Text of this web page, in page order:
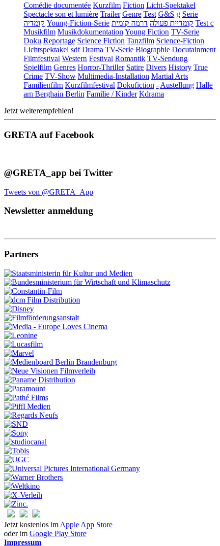
Comédie documentée Kurzfilm Fiction Licht-Spektakel
Spectacle son et lumière Trailer Genre Test G&S g Serie
קומדיה Young-Fiction-Serie קומדיית פעולה דרמה קומית
Test c
Musikfilm Musikdokumentation Young Fiction TV-Serie
Doku Reportage Science Fiction Tanzfilm Science-Fiction
Lichtspektakel sdf Drama TV-Serie Biographie Docutainment
Filmfestival Western Festival Romantik TV-Sendung
Spielfilm Genres Horror-Thriller Satire Divers History True
Crime TV-Show Multimedia-Installation Martial Arts
Familienfilm Kurzfilmfestival Dokufiction - Austellung Halle
am Berghain Berlin Familie / Kinder Kdrama
Jetzt weiterempfehlen!
GRETA auf Facebook
@GRETA_app bei Twitter
Tweets von @GRETA_App
Newsletter anmeldung
Partners
Jetzt kostenlos im Apple App Store
oder im Google Play Store
Impressum